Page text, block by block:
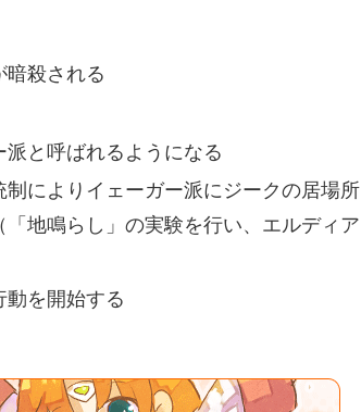
暗殺される
と呼ばれるようになる
によりイェーガー派にジークの居場所
地鳴らし」の実験を行い、エルディア
を開始する